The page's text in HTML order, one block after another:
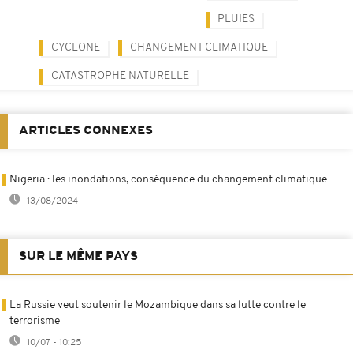
PLUIES
CYCLONE CHANGEMENT CLIMATIQUE
CATASTROPHE NATURELLE
ARTICLES CONNEXES
Nigeria : les inondations, conséquence du changement climatique
13/08/2024
SUR LE MÊME PAYS
La Russie veut soutenir le Mozambique dans sa lutte contre le
terrorisme
10/07 - 10:25